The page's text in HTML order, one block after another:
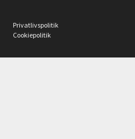
Privatlivspolitik
Cookiepolitik